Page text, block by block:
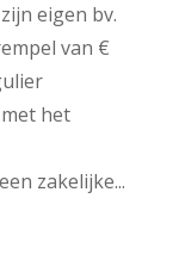
eigen bv.
van €
het
zakelijke...